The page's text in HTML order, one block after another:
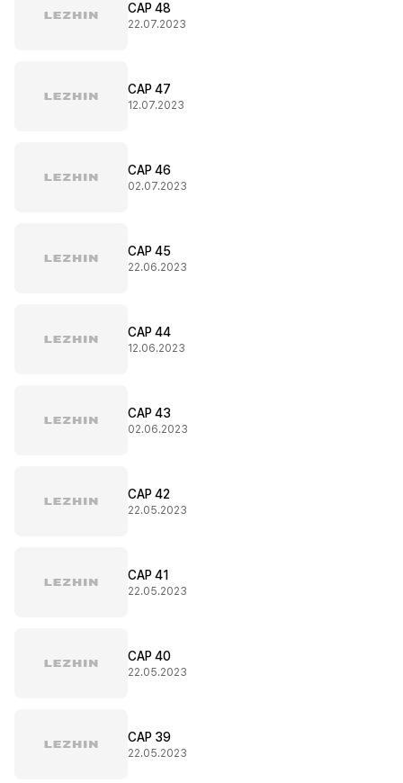
CAP 48
22.07.2023
CAP 47
12.07.2023
CAP 46
02.07.2023
CAP 45
22.06.2023
CAP 44
12.06.2023
CAP 43
02.06.2023
CAP 42
22.05.2023
CAP 41
22.05.2023
CAP 40
22.05.2023
CAP 39
22.05.2023